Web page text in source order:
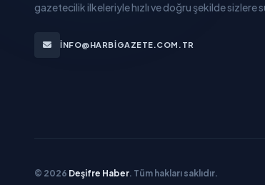
gazetecilik ilkeleriyle hızlı ve doğru şekilde sizlere
INFO@HARBIGAZETE.COM.TR
© 2026 Deşifre Haber. Tüm hakları saklıdır.